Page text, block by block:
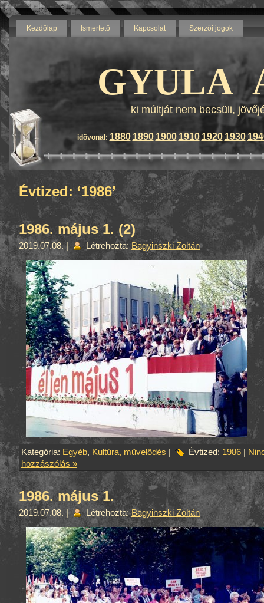
Kezdőlap Ismertető Kapcsolat Szerzői jogok
GYULA
ki múltját nem becsüli,
idövonal: 1880 1890 1900 1910 1920 1930
Évtized: ‘1986’
1986. május 1. (2)
2019.07.08. | Létrehozta:Bagyinszki Zoltán
Kategória: Egyéb, Kultúra, művelődés Évtized: 1986
hozzászólás »
1986. május 1.
2019.07.08. | Létrehozta:Bagyinszki Zoltán